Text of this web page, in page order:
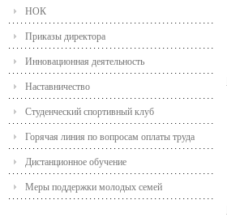
НОК
Приказы директора
Инновационная деятельность
Наставничество
Студенческий спортивный клуб
Горячая линия по вопросам оплаты труда
Дистанционное обучение
Меры поддержки молодых семей